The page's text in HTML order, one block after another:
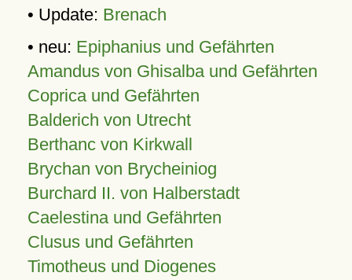
• Update: Brenach
• neu: Epiphanius und Gefährten
Amandus von Ghisalba und Gefährten
Coprica und Gefährten
Balderich von Utrecht
Berthanc von Kirkwall
Brychan von Brycheiniog
Burchard II. von Halberstadt
Caelestina und Gefährten
Clusus und Gefährten
Timotheus und Diogenes